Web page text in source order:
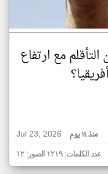
مع ارتفاع
Jul 23, 2026
منذ ١٤ يوم
عدد الكلمات: ١٢١٩ الصور: ١٢